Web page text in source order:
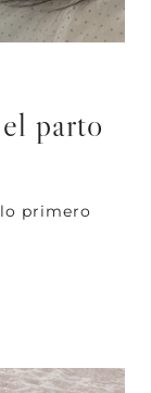
parto
primero